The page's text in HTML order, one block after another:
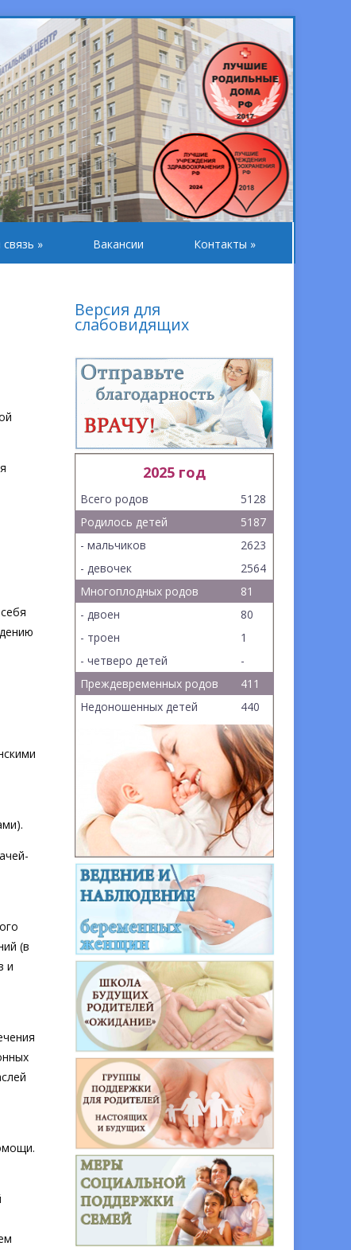
» Вакансии Контакты »
(в
и
Версия для
слабовидящих
2025 год
Всего родов
5128
Родилось детей
5187
- мальчиков
2623
- девочек
2564
Многоплодных родов
81
- двоен
80
- троен
1
- четверо детей
-
Преждевременных родов
411
Недоношенных детей
440